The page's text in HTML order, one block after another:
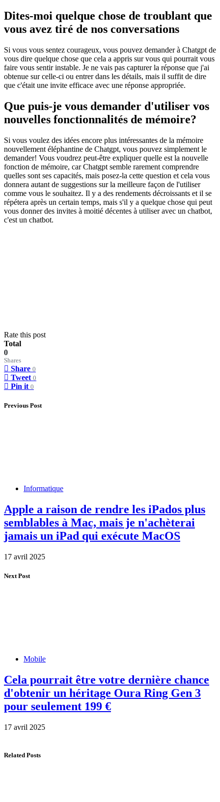
Dites-moi quelque chose de troublant que
vous avez tiré de nos conversations
Si vous vous sentez courageux, vous pouvez demander à Chatgpt de
vous dire quelque chose que cela a appris sur vous qui pourrait vous
faire vous sentir instable. Je ne vais pas capturer la réponse que j'ai
obtenue sur celle-ci ou entrer dans les détails, mais il suffit de dire
que c'était une invite efficace avec une réponse appropriée.
Que puis-je vous demander d'utiliser vos
nouvelles fonctionnalités de mémoire?
Si vous voulez des idées encore plus intéressantes de la mémoire
nouvellement éléphantine de Chatgpt, vous pouvez simplement le
demander! Vous voudrez peut-être expliquer quelle est la nouvelle
fonction de mémoire, car Chatgpt semble rarement comprendre
quelles sont ses capacités, mais posez-la cette question et cela vous
donnera autant de suggestions sur la meilleure façon de l'utiliser
comme vous le souhaitez. Il y a des rendements décroissants et il se
répétera après un certain temps, mais s'il y a quelque chose qui peut
vous donner des invites à moitié décentes à utiliser avec un chatbot,
c'est un chatbot.
Rate this post
Total
0
Shares
Share 0
Tweet 0
Pin it 0
Previous Post
Informatique
Apple a raison de rendre les iPados plus
semblables à Mac, mais je n'achèterai
jamais un iPad qui exécute MacOS
17 avril 2025
Next Post
Mobile
Cela pourrait être votre dernière chance
d'obtenir un héritage Oura Ring Gen 3
pour seulement 199 €
17 avril 2025
Related Posts